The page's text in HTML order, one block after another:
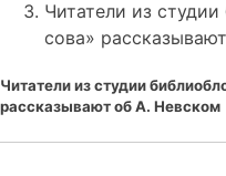
Читатели из
сова»
Читатели из студии
рассказывают об А. Невском